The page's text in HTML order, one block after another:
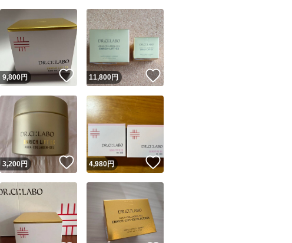
ユーザーの実績について
フリマが定めた一定の基準を満たしたユーザーにバッジを付与しています
取引出品者
安心取引出品者 Yahoo!フリマの基準をクリアした安心・安全なユーザーです
この商品の情報をコピーします
ね！
9,800円 いいね！
11,800円 いいね！
ね！
3,200円 いいね！
4,980円